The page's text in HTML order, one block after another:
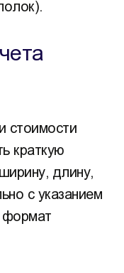
стоимости
краткую
длину,
с указанием
формат